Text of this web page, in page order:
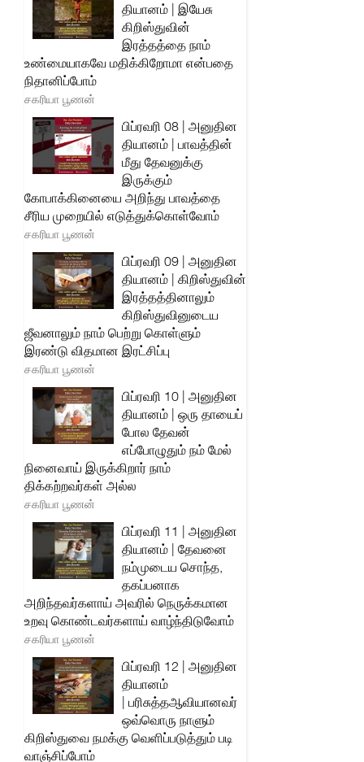
தியானம் | இயேசு
கிறிஸ்துவின்
இரத்தத்தை நாம்
உண்மையாகவே மதிக்கிறோமா என்பதை
நிதானிப்போம்
சகரியா பூணன்
பிப்ரவரி 08 | அனுதின
தியானம் | பாவத்தின்
மீது தேவனுக்கு
இருக்கும்
கோபாக்கினையை அறிந்து பாவத்தை
சீரிய முறையில் எடுத்துக்கொள்வோம்
சகரியா பூணன்
பிப்ரவரி 09 | அனுதின
தியானம் | கிறிஸ்துவின்
இரத்தத்தினாலும்
கிறிஸ்துவினுடைய
ஜீவனாலும் நாம் பெற்று கொள்ளும்
இரண்டு விதமான இரட்சிப்பு
சகரியா பூணன்
பிப்ரவரி 10 | அனுதின
தியானம் | ஒரு தாயைப்
போல தேவன்
எப்போழுதும் நம் மேல்
நினைவாய் இருக்கிறார் நாம்
திக்கற்றவர்கள் அல்ல
சகரியா பூணன்
பிப்ரவரி 11 | அனுதின
தியானம் | தேவனை
நம்முடைய சொந்த,
தகப்பனாக
அறிந்தவர்களாய் அவரில் நெருக்கமான
உறவு கொண்டவர்களாய் வாழ்ந்திடுவோம்
சகரியா பூணன்
பிப்ரவரி 12 | அனுதின
தியானம்
| பரிசுத்தஆவியானவர்
ஒவ்வொரு நாளும்
கிறிஸ்துவை நமக்கு வெளிப்படுத்தும் படி
வாஞ்சிப்போம்